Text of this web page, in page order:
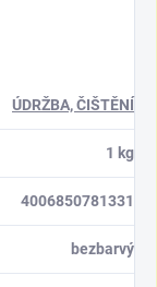
ÚDRŽBA, ČIŠTĚNÍ
1 kg
4006850781331
bezbarvý